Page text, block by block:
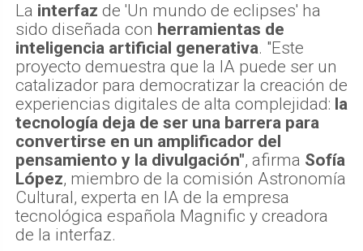
La interfaz de 'Un mundo de eclipses' ha
sido diseñada con herramientas de
inteligencia artificial generativa. "Este
proyecto demuestra que la IA puede ser un
catalizador para democratizar la creación de
experiencias digitales de alta complejidad: la
tecnología deja de ser una barrera para
convertirse en un amplificador del
pensamiento y la divulgación", afirma Sofía
López, miembro de la comisión Astronomía
Cultural, experta en IA de la empresa
tecnológica española Magnific y creadora
de la interfaz.